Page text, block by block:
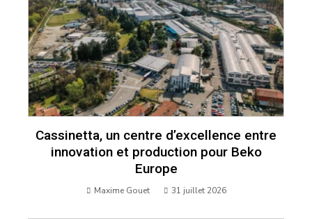
Cassinetta, un centre d’excellence entre
innovation et production pour Beko
Europe
Maxime Gouet 31 juillet 2026